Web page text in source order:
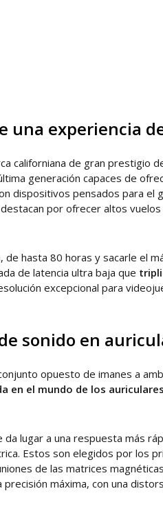
una experiencia
californiana de gran prestigio
generación capaces de
dispositivos pensados para
por ofrecer altos
, de hasta 80 horas y sacarle el
de latencia ultra baja que
excepcional para
sonido en
opuesto de imanes a
en el mundo de los auriculares
lugar a una respuesta más
Estos son elegidos por los
de las matrices
máxima, con una